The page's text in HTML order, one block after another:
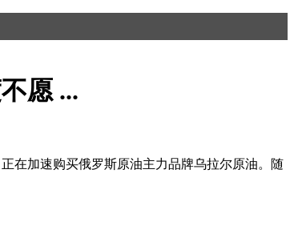
愿 ...
在加速购买俄罗斯原油主力品牌乌拉尔原油。随